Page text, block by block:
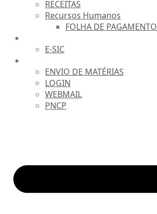
RECEITAS
Recursos Humanos
FOLHA DE PAGAMENTO
E-SIC
ENVIO DE MATÉRIAS
LOGIN
WEBMAIL
PNCP